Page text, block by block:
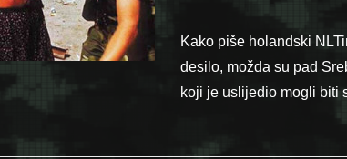
Kako piše holandski
desilo, možda su pad
koji je uslijedio mogli biti
dogovorom 1995. zaustavljeni napadi na